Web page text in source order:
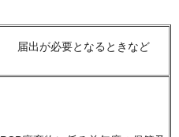
届出が必要となるときなど